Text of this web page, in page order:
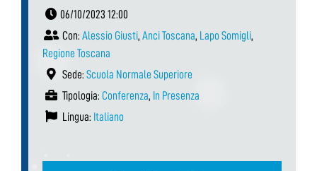
06/10/2023 12:00
Con: Alessio Giusti, Anci Toscana, Lapo Somigli,
Regione Toscana
Sede: Scuola Normale Superiore
Tipologia: Conferenza, In Presenza
Lingua: Italiano